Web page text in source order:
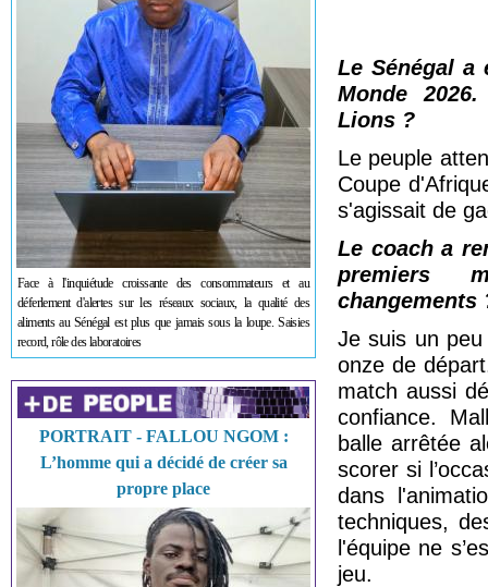
Face à l'inquiétude croissante des consommateurs et au
déferlement d'alertes sur les réseaux sociaux, la qualité des
aliments au Sénégal est plus que jamais sous la loupe. Saisies
record, rôle des laboratoires
PORTRAIT - FALLOU NGOM :
L’homme qui a décidé de créer sa
propre place
Le Sénégal a
Monde
Lions ?
Le peuple
Coupe
s'agissait de
Le coach a
premiers
changements
Je suis un
onze de
match aussi
confiance.
balle arrêtée
scorer si
dans
techniques,
l'équipe ne
jeu.